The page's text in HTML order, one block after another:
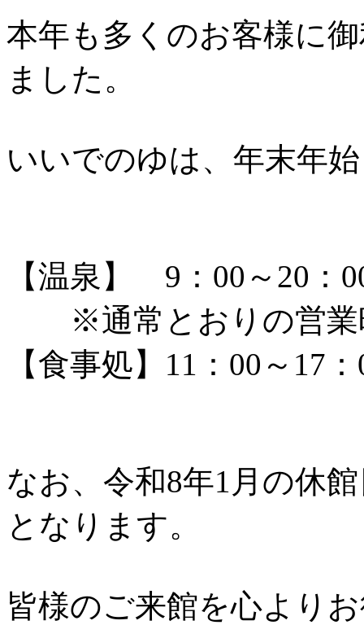
本年も多くのお客様に
ました。
いいでのゆは、年末年
【温泉】 9：00～20：
※通常とおりの営業
【食事処】11：00～17
なお、令和8年1月の休
となります。
皆様のご来館を心より